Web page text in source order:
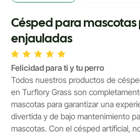
Césped para
enjauladas
Felicidad para ti y tu perro
Todos nuestros productos de
en Turflory Grass son
mascotas para garantizar una
divertida y de bajo mantenimiento
mascotas. Con el césped artificial,